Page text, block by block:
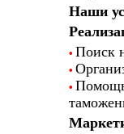
Наши
• Поиск
•
•